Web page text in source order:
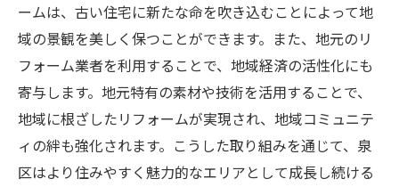
ームは、古い住宅に新たな命を吹き込むことによって地
域の景観を美しく保つことができます。また、地元のリ
フォーム業者を利用することで、地域経済の活性化にも
寄与します。地元特有の素材や技術を活用することで、
地域に根ざしたリフォームが実現され、地域コミュニテ
ィの絆も強化されます。こうした取り組みを通じて、泉
区はより住みやすく魅力的なエリアとして成長し続ける